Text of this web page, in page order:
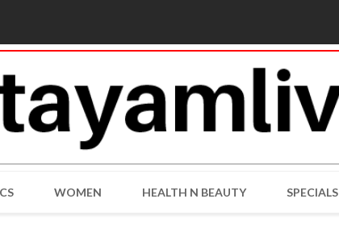
WOMEN HEALTH N BEAUTY SPECIALS